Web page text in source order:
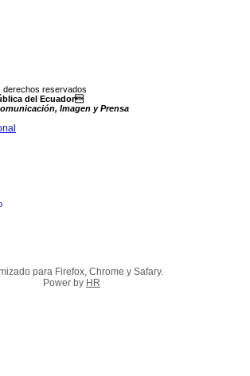
derechos reservados
del Ecuador
Imagen y Prensa
para Firefox, Chrome y Safary.
Power by HR